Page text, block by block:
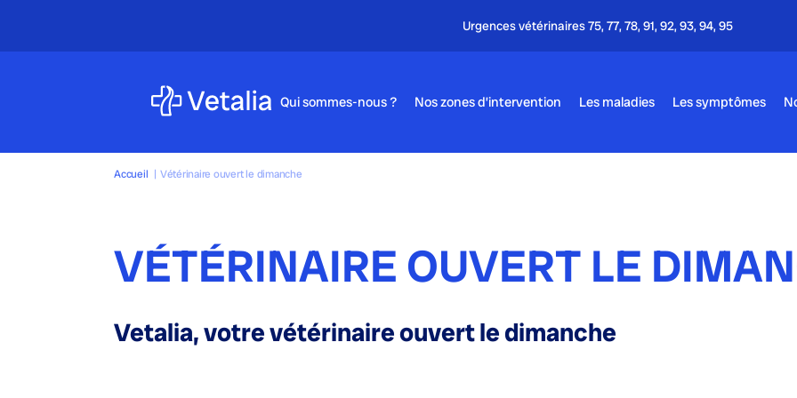
Qui sommes-nous ? Nos zones d’intervention Les maladies Les symptômes
Accueil | Vétérinaire ouvert le dimanche
VÉTÉRINAIRE OUVERT LE
Vetalia, votre vétérinaire ouvert le dimanche